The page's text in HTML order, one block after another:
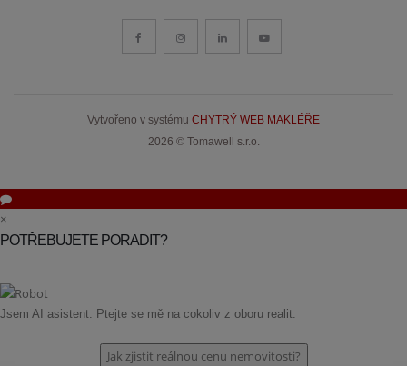
Vytvořeno v systému CHYTRÝ WEB MAKLÉŘE
2026 © Tomawell s.r.o.
×
POTŘEBUJETE PORADIT?
Jsem AI asistent. Ptejte se mě na cokoliv z oboru realit.
Jak zjistit reálnou cenu nemovitosti?